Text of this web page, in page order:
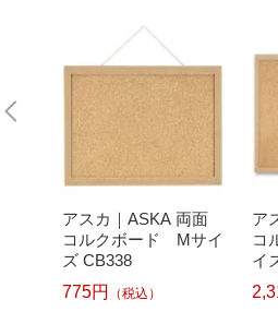
アスカ｜ASKA 両面
コルクボード Mサイ
ズ CB338
775円
（税込）
ア
コ
イ